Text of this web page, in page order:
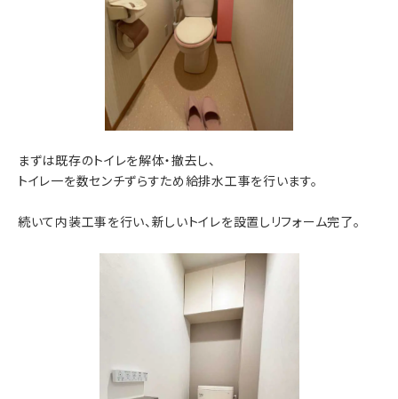
まずは既存のトイレを解体・撤去し、
トイレ一を数センチずらすため給排水工事を行います。
続いて内装工事を行い、新しいトイレを設置しリフォーム完了。